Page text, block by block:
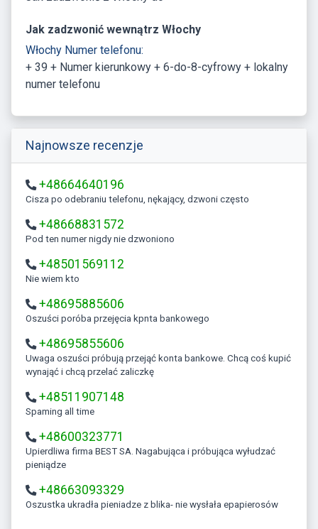
Jak zadzwonić wewnątrz Włochy
Włochy Numer telefonu:
+ 39 + Numer kierunkowy + 6-do-8-cyfrowy + lokalny
numer telefonu
Najnowsze recenzje
+48664640196
Cisza po odebraniu telefonu, nękający, dzwoni często
+48668831572
Pod ten numer nigdy nie dzwoniono
+48501569112
Nie wiem kto
+48695885606
Oszuści poróba przejęcia kpnta bankowego
+48695855606
Uwaga oszuści próbują przejąć konta bankowe. Chcą coś kupić
wynająć i chcą przelać zaliczkę
+48511907148
Spaming all time
+48600323771
Upierdliwa firma BEST SA. Nagabująca i próbująca wyłudzać
pieniądze
+48663093329
Oszustka ukradła pieniadze z blika- nie wysłała epapierosów